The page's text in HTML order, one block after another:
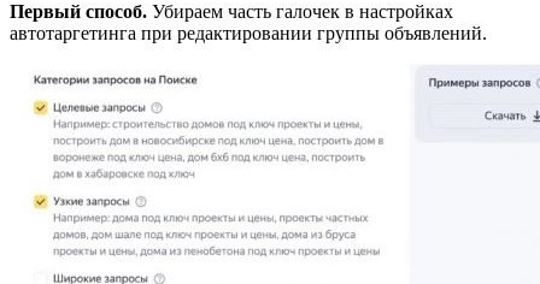
Первый способ. Убираем часть галочек в настройках
автотаргетинга при редактировании группы объявлений.